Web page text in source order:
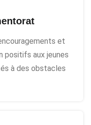
et
positifs aux jeunes
à des obstacles